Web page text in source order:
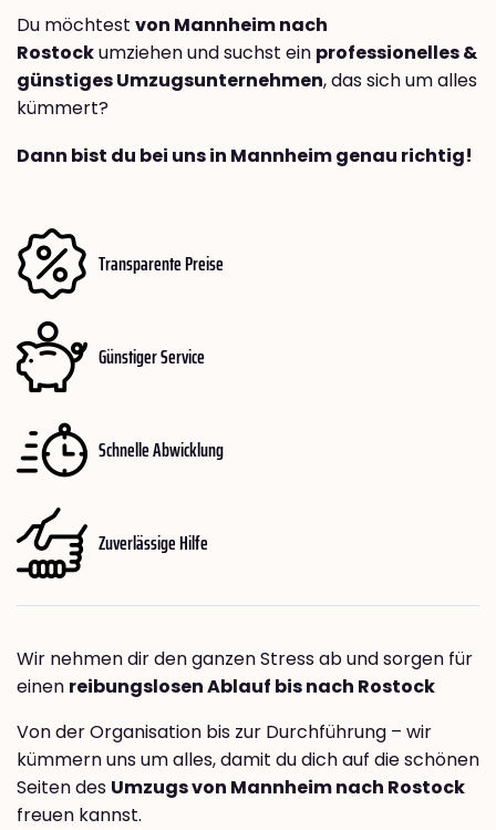
Du möchtest von Mannheim nach
Rostockumziehen und suchst ein professionelles &
günstiges Umzugsunternehmen, das sich um alles
kümmert?
Dann bist du bei uns in Mannheim genau richtig!
Transparente Preise
Günstiger Service
Schnelle Abwicklung
Zuverlässige Hilfe
Wir nehmen dir den ganzen Stress ab und sorgen für
einen reibungslosen Ablauf bis nach Rostock
Von der Organisation bis zur Durchführung – wir
kümmern uns um alles, damit du dich auf die schönen
Seiten des Umzugs von Mannheim nach Rostock
freuen kannst.